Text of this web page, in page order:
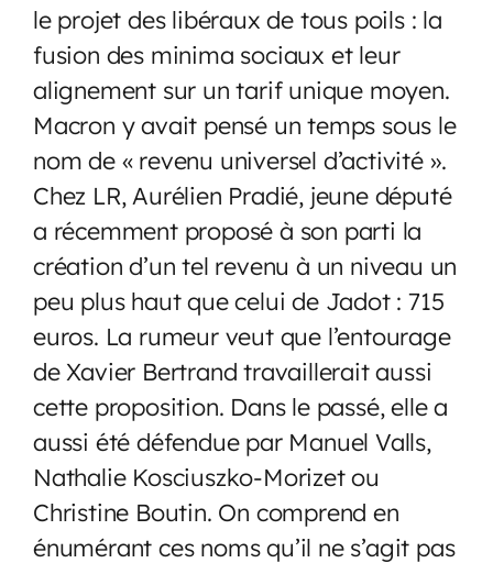
le projet des libéraux de tous poils : la
fusion des minima sociaux et leur
alignement sur un tarif unique moyen.
Macron y avait pensé un temps sous le
nom de « revenu universel d’activité ».
Chez LR, Aurélien Pradié, jeune député
a récemment proposé à son parti la
création d’un tel revenu à un niveau un
peu plus haut que celui de Jadot : 715
euros. La rumeur veut que l’entourage
de Xavier Bertrand travaillerait aussi
cette proposition. Dans le passé, elle a
aussi été défendue par Manuel Valls,
Nathalie Kosciuszko-Morizet ou
Christine Boutin. On comprend en
énumérant ces noms qu’il ne s’agit pas